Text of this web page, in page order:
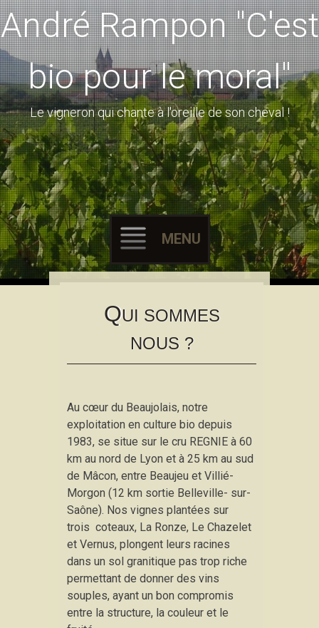
André Rampon "C'est
bio pour le moral"
Le vigneron qui chante à l'oreille de son cheval !
MENU
QUI SOMMES
NOUS ?
Au cœur du Beaujolais, notre
exploitation en culture bio depuis
1983, se situe sur le cru REGNIE à 60
km au nord de Lyon et à 25 km au sud
de Mâcon, entre Beaujeu et Villié-
Morgon (12 km sortie Belleville- sur-
Saône). Nos vignes plantées sur
trois coteaux, La Ronze, Le Chazelet
et Vernus, plongent leurs racines
dans un sol granitique pas trop riche
permettant de donner des vins
souples, ayant un bon compromis
entre la structure, la couleur et le